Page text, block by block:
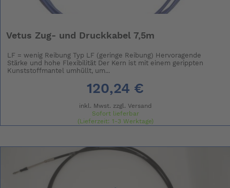
Vetus Zug- und Druckkabel 7,5m
LF = wenig Reibung Typ LF (geringe Reibung) Hervoragende
Stärke und hohe Flexibilität Der Kern ist mit einem gerippten
Kunststoffmantel umhüllt, um...
120,24 €
inkl. Mwst. zzgl. Versand
Sofort lieferbar
(Lieferzeit: 1-3 Werktage)